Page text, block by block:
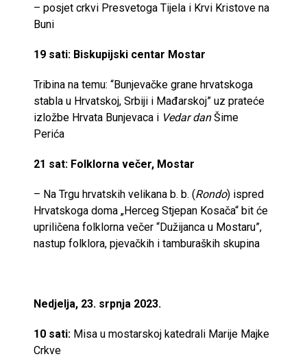
– posjet crkvi Presvetoga Tijela i Krvi Kristove na
Buni
19 sati: Biskupijski centar Mostar
Tribina na temu: “Bunjevačke grane hrvatskoga
stabla u Hrvatskoj, Srbiji i Mađarskoj” uz prateće
izložbe Hrvata Bunjevaca i Vedar danŠime
Perića
21 sat: Folklorna večer, Mostar
– Na Trgu hrvatskih velikana b. b. (Rondo) ispred
Hrvatskoga doma „Herceg Stjepan Kosača“ bit će
upriličena folklorna večer “Dužijanca u Mostaru”,
nastup folklora, pjevačkih i tamburaških skupina
Nedjelja, 23. srpnja 2023.
10 sati: Misa u mostarskoj katedrali Marije Majke
Crkve